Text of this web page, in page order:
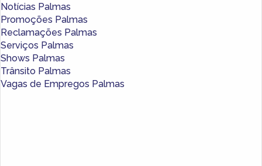
Notícias Palmas
Promoções Palmas
Reclamações Palmas
Serviços Palmas
Shows Palmas
Trânsito Palmas
Vagas de Empregos Palmas